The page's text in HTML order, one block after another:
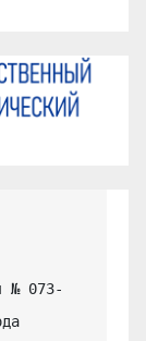
№ 073-